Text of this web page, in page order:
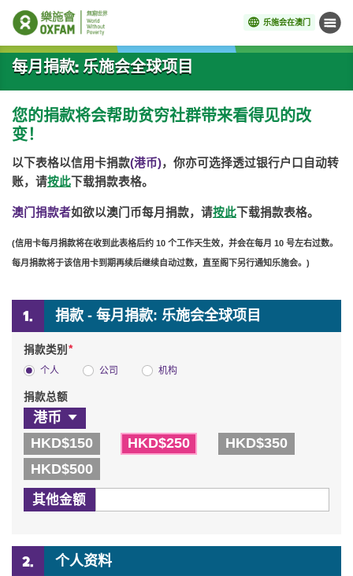
乐施会在澳门 菜单
开始主要内容
每月捐款: 乐施会全球项目
您的捐款将会帮助贫穷社群带来看得见的改
变！
以下表格以信用卡捐款(港币)，你亦可选择透过银行户口自动转
账，请按此 下载捐款表格。
澳门捐款者如欲以澳门币每月捐款，请按此下载捐款表格。
(信用卡每月捐款将在收到此表格后约 10 个工作天生效，并会在每月 10 号左右过数。
每月捐款将于该信用卡到期再续后继续自动过数，直至阁下另行通知乐施会。)
捐款 - 每月捐款: 乐施会全球项目
捐款类别 *
个人 公司 机构
捐款总额
HKD$150 HKD$250
HKD$350
HKD$500
其他金额
个人资料